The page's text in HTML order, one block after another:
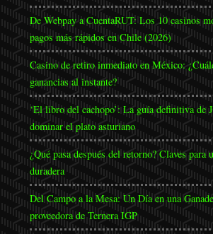
De Webpay a CuentaRUT: Los 10 casinos
pagos más rápidos en Chile (2026)
Casino de retiro inmediato en México:
ganancias al instante?
‘El libro del cachopo’: La guía definitiva de
dominar el plato asturiano
¿Qué pasa después del retorno? Claves para
duradera
Del Campo a la Mesa: Un Día en una
proveedora de Ternera IGP